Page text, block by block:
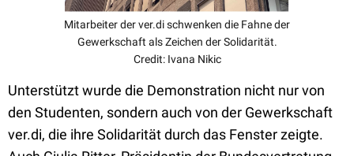
Mitarbeiter der ver.di schwenken die Fahne der
Gewerkschaft als Zeichen der Solidarität.
Credit: Ivana Nikic
Unterstützt wurde die Demonstration nicht nur von
den Studenten, sondern auch von der Gewerkschaft
ver.di, die ihre Solidarität durch das Fenster zeigte.